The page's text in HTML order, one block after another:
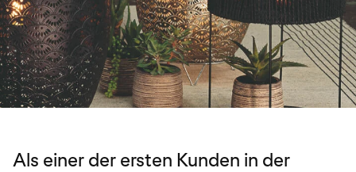
Als einer der ersten Kunden in der